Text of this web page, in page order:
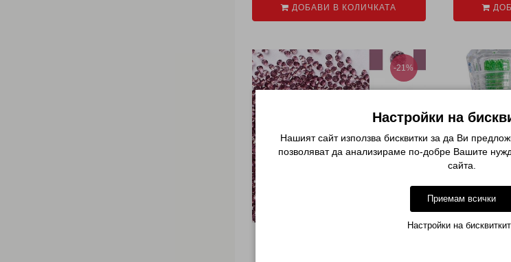
ДОБАВИ В КОЛИЧКАТА
-21%
Настройки на
Нашият сайт използва бисквитки за да Ви
позволяват да анализираме по-добре Вашите
сайта.
Приемам всички
Настройки на